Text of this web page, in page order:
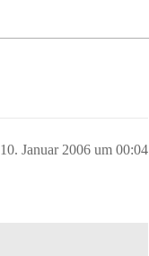
10. Januar 2006 um 00:04